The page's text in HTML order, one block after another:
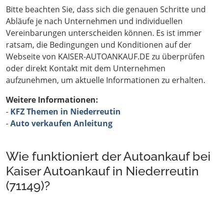
Bitte beachten Sie, dass sich die genauen Schritte und
Abläufe je nach Unternehmen und individuellen
Vereinbarungen unterscheiden können. Es ist immer
ratsam, die Bedingungen und Konditionen auf der
Webseite von KAISER-AUTOANKAUF.DE zu überprüfen
oder direkt Kontakt mit dem Unternehmen
aufzunehmen, um aktuelle Informationen zu erhalten.
Weitere Informationen:
- KFZ Themen in Niederreutin
-Auto verkaufen Anleitung
Wie funktioniert der Autoankauf bei
Kaiser Autoankauf in Niederreutin
(71149)?